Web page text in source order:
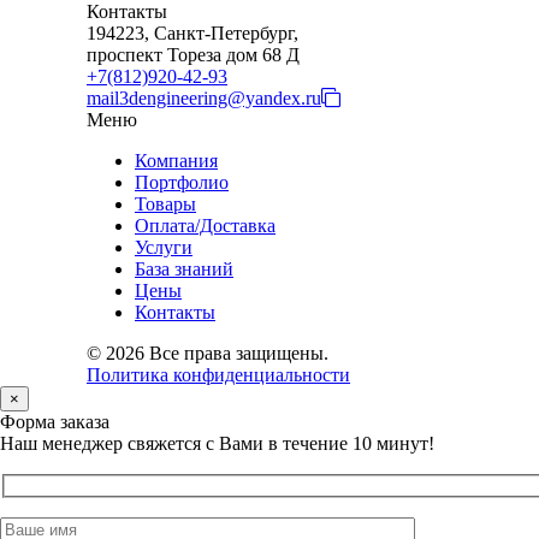
Контакты
194223, Санкт-Петербург,
проспект Тореза дом 68 Д
+7(812)920-42-93
mail3dengineering@yandex.ru
Меню
Компания
Портфолио
Товары
Оплата/Доставка
Услуги
База знаний
Цены
Контакты
© 2026 Все права защищены.
Политика конфиденциальности
×
Форма заказа
Наш менеджер свяжется с Вами в течение 10 минут!